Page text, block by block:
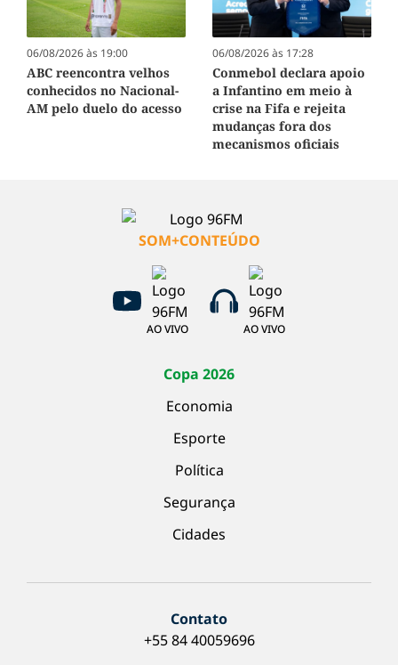
06/08/2026 às 19:00
ABC reencontra velhos
conhecidos no Nacional-
AM pelo duelo do acesso
06/08/2026 às 17:28
Conmebol declara apoio
a Infantino em meio à
crise na Fifa e rejeita
mudanças fora dos
mecanismos oficiais
SOM+CONTEÚDO
AO VIVO AO VIVO
Copa 2026
Economia
Esporte
Política
Segurança
Cidades
Contato
+55 84 40059696